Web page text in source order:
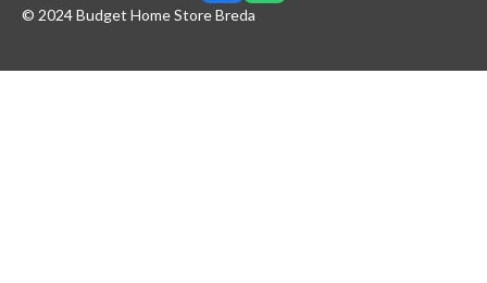
a
b
h
s
© 2024 Budget Home Store Breda